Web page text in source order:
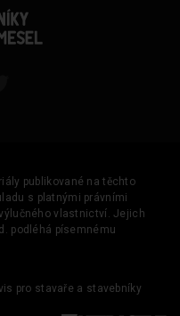
publikované na těchto
s platnými právními
vlastnictví. Jejich
podléhá písemnému
pro stavaře a stavebníky